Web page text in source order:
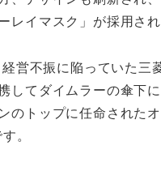
レイマスク」が採用され
営不振に陥っていた三
してダイムラーの傘下
のトップに任命された
。